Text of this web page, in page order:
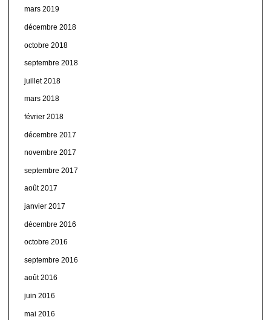
mars 2019
décembre 2018
octobre 2018
septembre 2018
juillet 2018
mars 2018
février 2018
décembre 2017
novembre 2017
septembre 2017
août 2017
janvier 2017
décembre 2016
octobre 2016
septembre 2016
août 2016
juin 2016
mai 2016